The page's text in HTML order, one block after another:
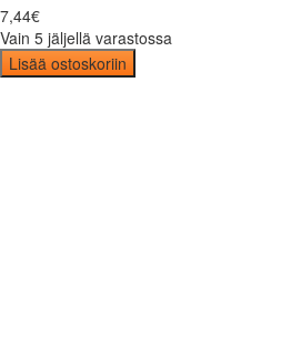
7,44€
Vain 5 jäljellä varastossa
Lisää ostoskoriin